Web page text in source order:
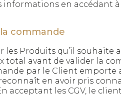
informations en accédant
commande
les Produits qu’il
total avant de valider la
par le Client emporte
en avoir pris
acceptant les CGV, le